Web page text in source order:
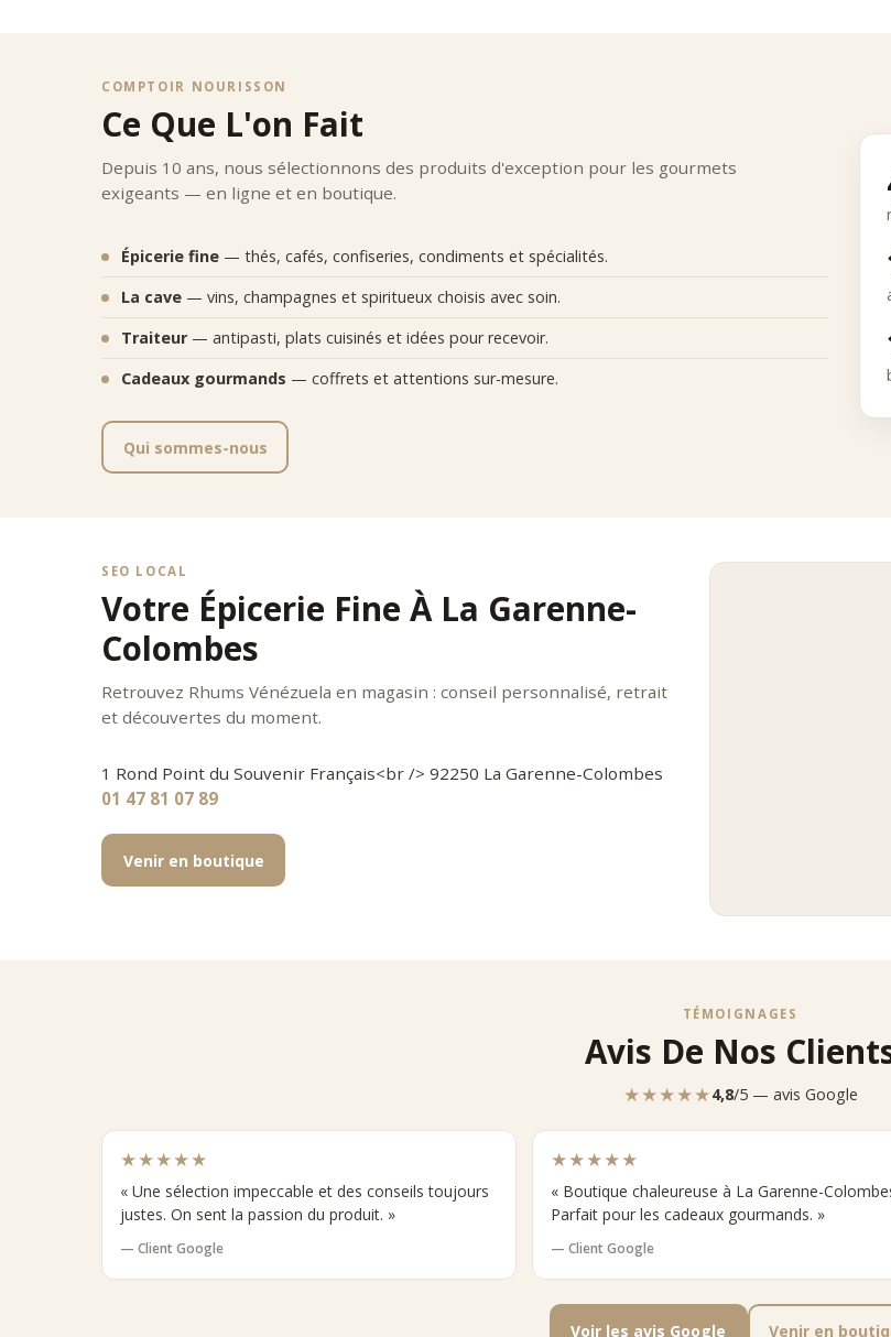
COMPTOIR NOURISSON
Ce Que L'on Fait
Depuis 10 ans, nous sélectionnons des produits d'exception pour les gourmets
exigeants — en ligne et en boutique.
Épicerie fine — thés, cafés, confiseries, condiments et spécialités.
La cave — vins, champagnes et spiritueux choisis avec soin.
Traiteur — antipasti, plats cuisinés et idées pour recevoir.
Cadeaux gourmands — coffrets et attentions sur-mesure.
Qui sommes-nous
SEO LOCAL
Votre Épicerie Fine À La Garenne-
Colombes
Retrouvez Rhums Vénézuela en magasin : conseil personnalisé, retrait
et découvertes du moment.
1 Rond Point du Souvenir Français<br /> 92250 La Garenne-Colombes
01 47 81 07 89
Venir en boutique
TÉMOIGNAGES
Avis De Nos
★★★★★4,8/5 — avis Google
★★★★★
« Une sélection impeccable et des conseils toujours
justes. On sent la passion du produit. »
— Client Google
★★★★★
« Boutique chaleureuse à La Garenne-
Parfait pour les cadeaux gourmands. »
— Client Google
Voir les avis Google Venir en